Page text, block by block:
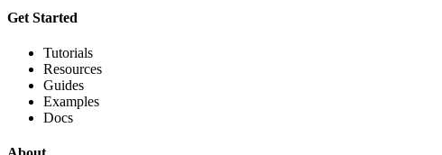
Get Started
Tutorials
Resources
Guides
Examples
Docs